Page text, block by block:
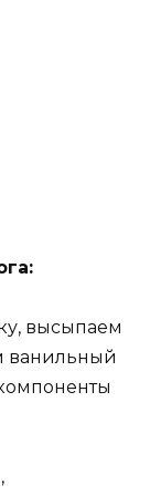
высыпаем
ванильный